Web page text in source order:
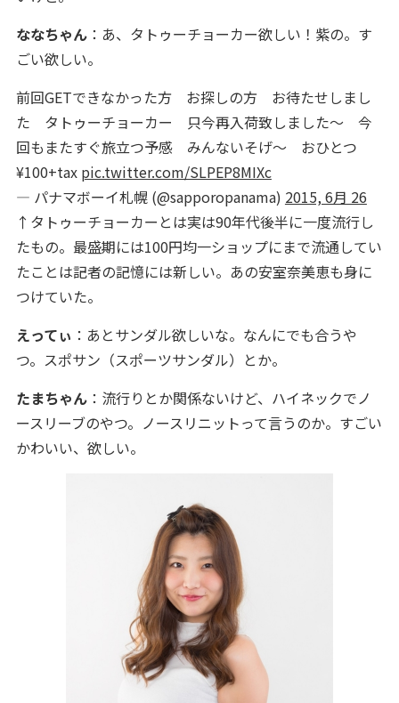
ななちゃん：あ、タトゥーチョーカー欲しい！紫の。す
ごい欲しい。
前回GETできなかった方 お探しの方 お待たせしまし
た タトゥーチョーカー 只今再入荷致しました～ 今
回もまたすぐ旅立つ予感 みんないそげ～ おひとつ
¥100+tax pic.twitter.com/SLPEP8MIXc
— パナマボーイ札幌 (@sapporopanama) 2015, 6月 26
↑タトゥーチョーカーとは実は90年代後半に一度流行し
たもの。最盛期には100円均一ショップにまで流通してい
たことは記者の記憶には新しい。あの安室奈美恵も身に
つけていた。
えってぃ ：あとサンダル欲しいな。なんにでも合うや
つ。スポサン（スポーツサンダル）とか。
たまちゃん：流行りとか関係ないけど、ハイネックでノ
ースリーブのやつ。ノースリニットって言うのか。すごい
かわいい、欲しい。